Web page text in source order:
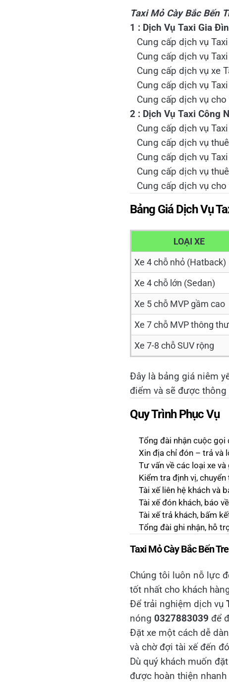
Taxi Mỏ Cày Bắc Bến
1 : Dịch Vụ Taxi Gia
Cung cấp dịch vụ
Cung cấp dịch vụ
Cung cấp dịch vụ xe
Cung cấp dịch vụ
Cung cấp dịch vụ
2 : Dịch Vụ Taxi Công
Cung cấp dịch vụ
Cung cấp dịch vụ
Cung cấp dịch vụ
Cung cấp dịch vụ
Cung cấp dịch vụ
Bảng Giá Dịch Vụ
LOẠI XE
Xe 4 chỗ nhỏ (Hatback)
Xe 4 chỗ lớn (Sedan)
Xe 5 chỗ MVP gầm cao
Xe 7 chỗ MVP thông
Xe 7-8 chỗ SUV rộng
Đây là bảng giá niêm
điểm và sẽ được
Quy Trình Phục Vụ
Tổng đài nhận cuộc gọi
Xin địa chỉ đón – trả và
Tư vấn về các loại xe
Kiểm tra định vị,
Tài xế liên hệ khách và
Tài xế đón khách, báo
Tài xế trả khách, bấm
Tổng đài ghi nhận, hỗ
Taxi Mỏ Cày Bắc Bến
Chúng tôi luôn nỗ lực
tốt nhất cho khách
Để trải nghiệm dịch vụ
nóng 0327883039 để
Đặt xe một cách dễ
và chờ đợi tài xế đến
Dù quý khách muốn
được hoàn thiện